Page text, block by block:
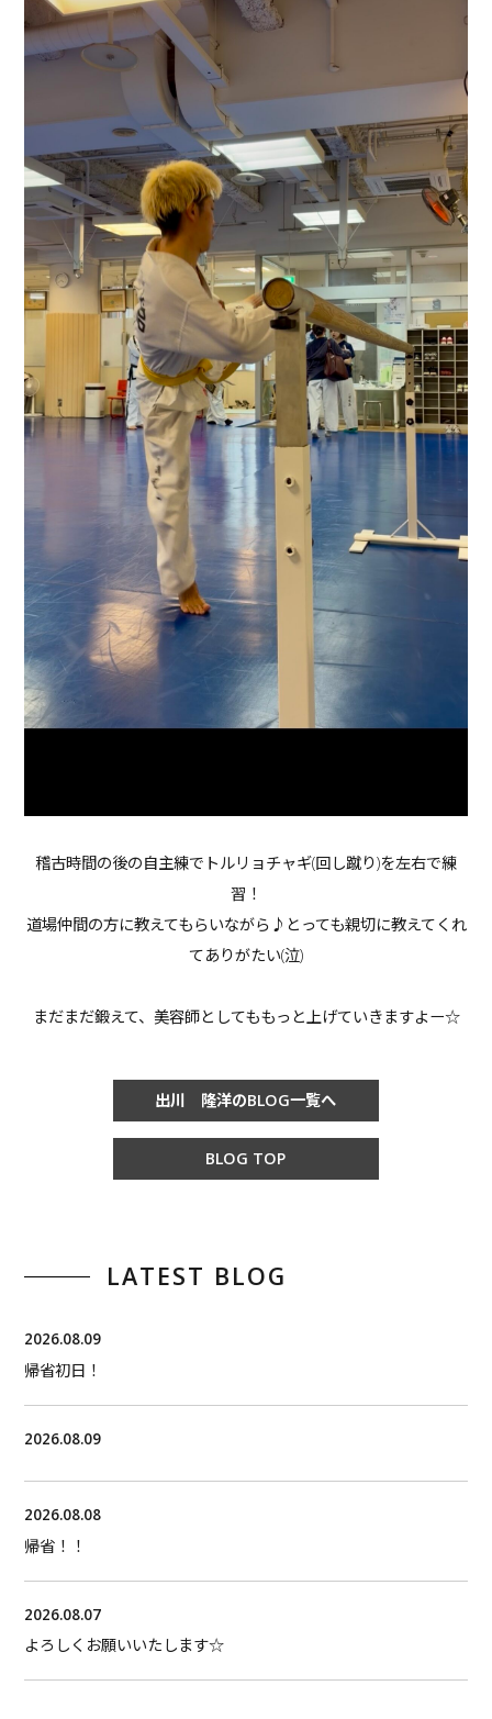
稽古時間の後の自主練でトルリョチャギ(回し蹴り)を左右で練
習！
道場仲間の方に教えてもらいながら♪とっても親切に教えてくれ
てありがたい(泣)
まだまだ鍛えて、美容師としてももっと上げていきますよー☆
出川 隆洋のBLOG一覧へ
BLOG TOP
LATEST BLOG
2026.08.09
帰省初日！
2026.08.09
2026.08.08
帰省！！
2026.08.07
よろしくお願いいたします☆